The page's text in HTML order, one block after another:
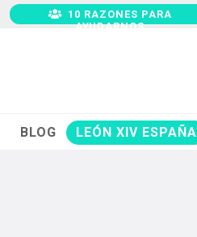
10 RAZONES PARA
AYUDARNOS
BLOG LEÓN XIV ESPAÑA